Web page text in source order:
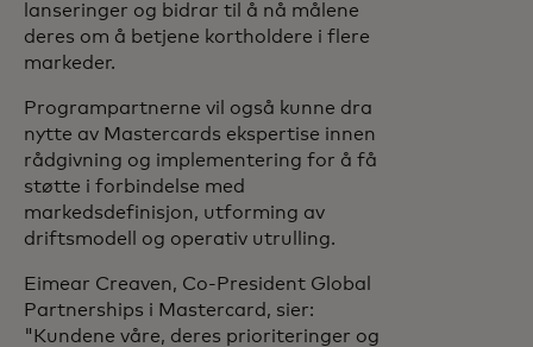
lanseringer og bidrar til å nå målene
deres om å betjene kortholdere i flere
markeder.
Programpartnerne vil også kunne dra
nytte av Mastercards ekspertise innen
rådgivning og implementering for å få
støtte i forbindelse med
markedsdefinisjon, utforming av
driftsmodell og operativ utrulling.
Eimear Creaven, Co-President Global
Partnerships i Mastercard, sier:
"Kundene våre, deres prioriteringer og